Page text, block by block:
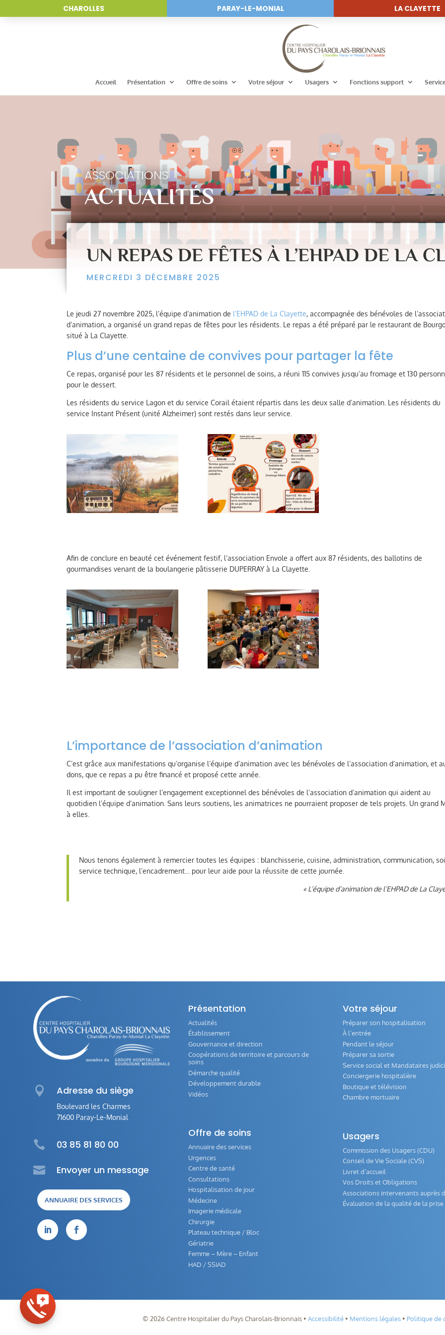
CHAROLLES PARAY-LE-MONIAL LA CLAYETTE
Accueil Présentation Offre de soins Votre séjour Usagers Fonctions support
ASSOCIATIONS
ACTUALITÉS
UN REPAS DE FÊTES À L’EHPAD DE LA
MERCREDI 3 DÉCEMBRE 2025
Le jeudi 27 novembre 2025, l’équipe d’animation de l’EHPAD de La Clayette, accompagnée des bénévoles de
d’animation, a organisé un grand repas de fêtes pour les résidents. Le repas a été préparé par le restaurant de
situé à La Clayette.
Plus d’une centaine de convives pour partager la fête
Ce repas, organisé pour les 87 résidents et le personnel de soins, a réuni 115 convives jusqu’au fromage et 130
pour le dessert.
Les résidents du service Lagon et du service Corail étaient répartis dans les deux salle d’animation. Les résidents du
service Instant Présent (unité Alzheimer) sont restés dans leur service.
Afin de conclure en beauté cet événement festif, l’association Envole a offert aux 87 résidents, des ballotins de
gourmandises venant de la boulangerie pâtisserie DUPERRAY à La Clayette.
L’importance de l’association d’animation
C’est grâce aux manifestations qu’organise l’équipe d’animation avec les bénévoles de l’association d’animation, et
dons, que ce repas a pu être financé et proposé cette année.
Il est important de souligner l’engagement exceptionnel des bénévoles de l’association d’animation qui aident au
quotidien l’équipe d’animation. Sans leurs soutiens, les animatrices ne pourraient proposer de tels projets. Un grand
à elles.
Nous tenons également à remercier toutes les équipes : blanchisserie, cuisine, administration, communication,
service technique, l’encadrement… pour leur aide pour la réussite de cette journée.
« L’équipe d’animation de l’EHPAD de La
 Adresse du siège
Boulevard les Charmes
71600 Paray-Le-Monial
 03 85 81 80 00
 Envoyer un message
ANNUAIRE DES SERVICES
 
Présentation
Actualités
Établissement
Gouvernance et direction
Coopérations de territoire et parcours de
soins
Démarche qualité
Développement durable
Vidéos
Offre de soins
Annuaire des services
Urgences
Centre de santé
Consultations
Hospitalisation de jour
Médecine
Imagerie médicale
Chirurgie
Plateau technique / Bloc
Gériatrie
Femme – Mère – Enfant
HAD / SSIAD
Votre séjour
Préparer son hospitalisation
À l’entrée
Pendant le séjour
Préparer sa sortie
Service social et Mandataires
Conciergerie hospitalière
Boutique et télévision
Chambre mortuaire
Usagers
Commission des Usagers (CDU)
Conseil de Vie Sociale (CVS)
Livret d’accueil
Vos Droits et Obligations
Associations intervenants auprès
Évaluation de la qualité de la prise
© 2026 Centre Hospitalier du Pays Charolais-Brionnais • Accessibilité • Mentions légales • Politique de